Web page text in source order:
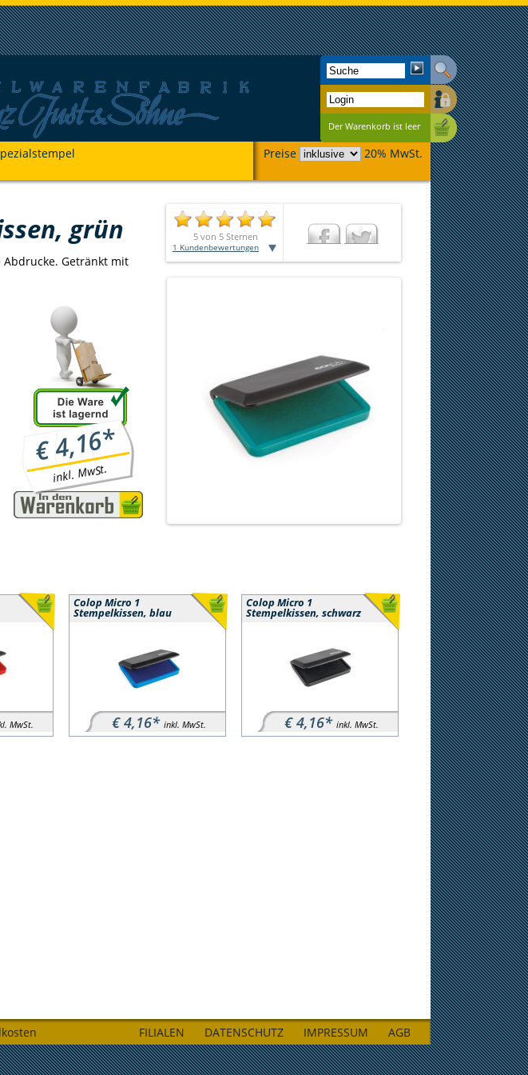
Der Warenkorb ist leer
Preise 20% MwSt.
5von 5Sternen
1 Kundenbewertungen
grün
Getränkt mit
€4,16*
inkl. MwSt.
MwSt.
Colop Micro 1
Stempelkissen, blau
€ 4,16* inkl. MwSt.
Colop Micro 1
Stempelkissen, schwarz
€ 4,16* inkl. MwSt.
AGB
IMPRESSUM
DATENSCHUTZ
FILIALEN